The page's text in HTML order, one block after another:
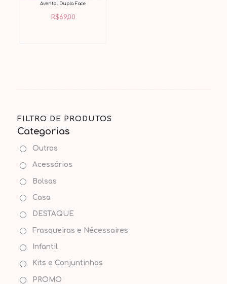
Avental Dupla Face
R$69,00
FILTRO DE PRODUTOS
Categorias
Outros
Acessórios
Bolsas
Casa
DESTAQUE
Frasqueiras e Nécessaires
Infantil
Kits e Conjuntinhos
PROMO